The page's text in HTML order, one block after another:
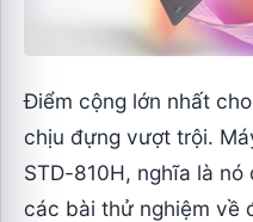
Điểm cộng lớn nhất
chịu đựng vượt trội.
STD-810H, nghĩa là
các bài thử nghiệm về